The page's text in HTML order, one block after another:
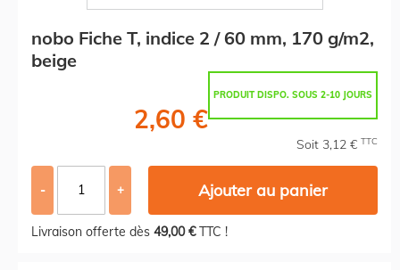
nobo Fiche T, indice 2 / 60 mm, 170 g/m2,
beige
PRODUIT DISPO. SOUS 2-10 JOURS
2,60 €
Soit 3,12 € TTC
- + Ajouter au panier
Livraison offerte dès 49,00 €TTC !